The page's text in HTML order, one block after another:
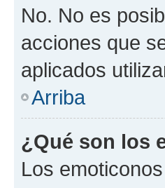
No. No es
acciones que
aplicados
Arriba
¿Qué son los
Los